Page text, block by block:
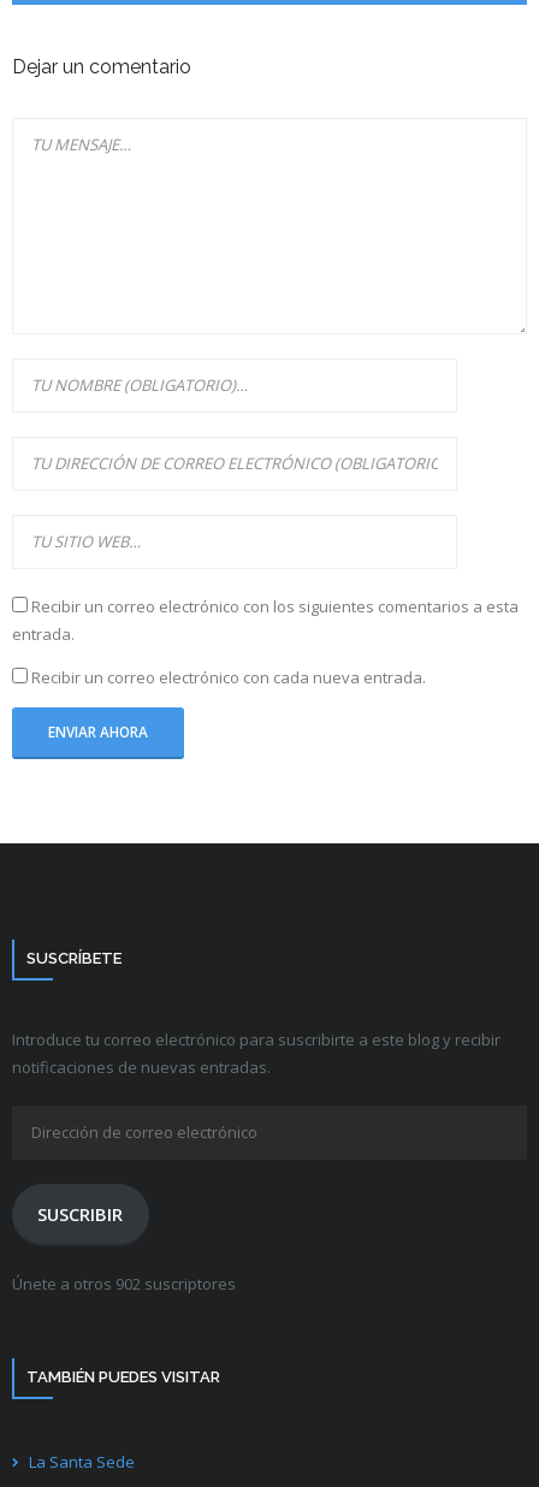
Dejar un comentario
Recibir un correo electrónico con los siguientes comentarios a esta
entrada.
Recibir un correo electrónico con cada nueva entrada.
SUSCRÍBETE
Introduce tu correo electrónico para suscribirte a este blog y recibir
notificaciones de nuevas entradas.
electrónico
SUSCRIBIR
Únete a otros 902 suscriptores
TAMBIÉN PUEDES VISITAR
La Santa Sede